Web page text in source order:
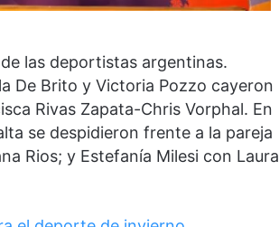
las deportistas argentinas.
De Brito y Victoria Pozzo cayeron
Rivas Zapata-Chris Vorphal. En
se despidieron frente a la pareja
Rios; y Estefanía Milesi con Laura